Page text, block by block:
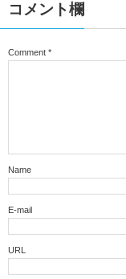
コメント欄
Comment *
Name
E-mail
URL